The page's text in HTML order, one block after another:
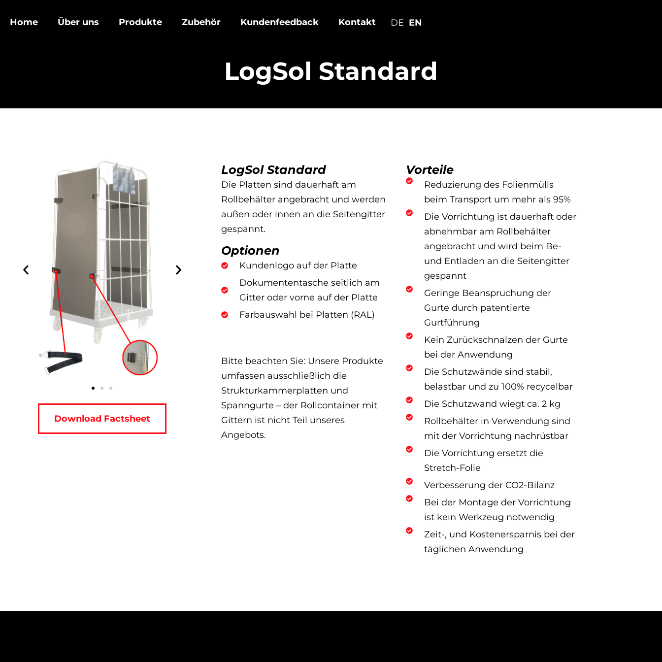
Home Über uns Produkte Zubehör Kundenfeedback Kontakt DE EN
LogSol Standard
Download Factsheet
LogSol Standard
Die Platten sind dauerhaft am
Rollbehälter angebracht und werden
außen oder innen an die Seitengitter
gespannt.
Optionen
Kundenlogo auf der Platte
Dokumententasche seitlich am
Gitter oder vorne auf der Platte
Farbauswahl bei Platten (RAL)
Bitte beachten Sie: Unsere Produkte
umfassen ausschließlich die
Strukturkammerplatten und
Spanngurte – der Rollcontainer mit
Gittern ist nicht Teil unseres
Angebots.
Vorteile
Reduzierung des Folienmülls
beim Transport um mehr als 95%
Die Vorrichtung ist dauerhaft oder
abnehmbar am Rollbehälter
angebracht und wird beim Be-
und Entladen an die Seitengitter
gespannt
Geringe Beanspruchung der
Gurte durch patentierte
Gurtführung
Kein Zurückschnalzen der Gurte
bei der Anwendung
Die Schutzwände sind stabil,
belastbar und zu 100% recycelbar
Die Schutzwand wiegt ca. 2 kg
Rollbehälter in Verwendung sind
mit der Vorrichtung nachrüstbar
Die Vorrichtung ersetzt die
Stretch-Folie
Verbesserung der CO2-Bilanz
Bei der Montage der Vorrichtung
ist kein Werkzeug notwendig
Zeit-, und Kostenersparnis bei der
täglichen Anwendung